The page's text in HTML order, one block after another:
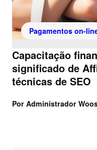
Pagamentos on-
Capacitação
significado de
técnicas de SEO
Por Administrador